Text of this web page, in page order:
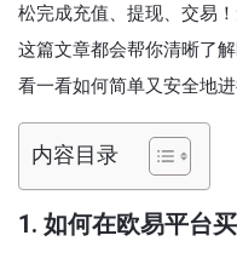
松完成充值、提现、交易
这篇文章都会帮你清晰了
看一看如何简单又安全地进
内容目录
1. 如何在欧易平台